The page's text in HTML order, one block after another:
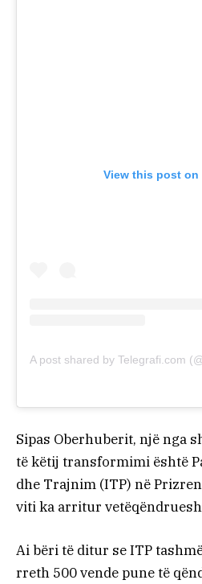
View this post on
A post shared by Telegrafi.com
Sipas Oberhuberit, një nga
të këtij transformimi është
dhe Trajnim (ITP) në
viti ka arritur
Ai bëri të ditur se ITP
rreth 500 vende pune të